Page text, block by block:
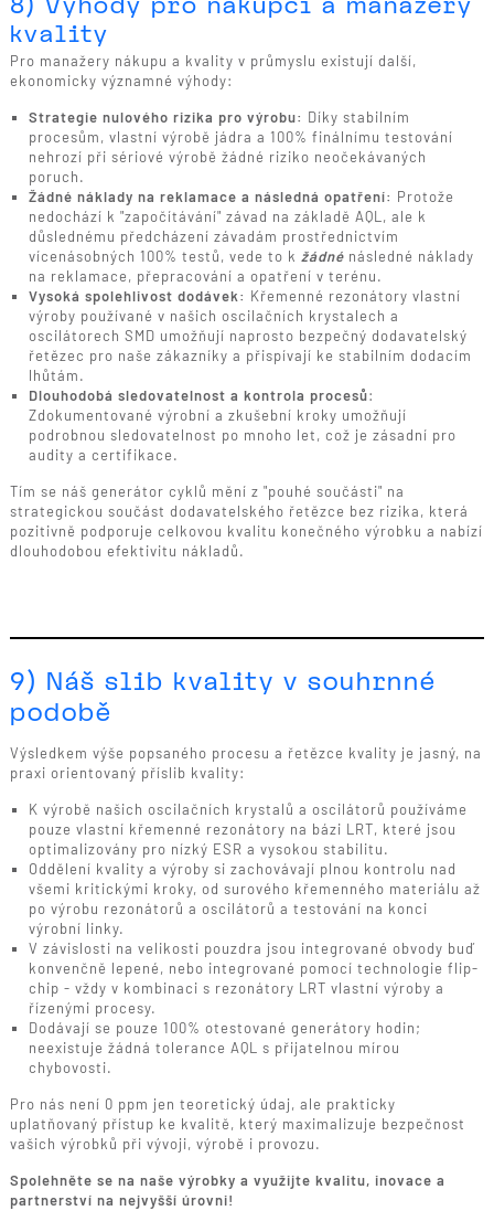
kvality
Pro manažery nákupu a kvality v průmyslu existují další,
ekonomicky významné výhody:
Strategie nulového rizika pro výrobu: Díky stabilním
procesům, vlastní výrobě jádra a 100% finálnímu testování
nehrozí při sériové výrobě žádné riziko neočekávaných
poruch.
Žádné náklady na reklamace a následná opatření: Protože
nedochází k "započítávání" závad na základě AQL, ale k
důslednému předcházení závadám prostřednictvím
vícenásobných 100% testů, vede to k žádnénásledné náklady
na reklamace, přepracování a opatření v terénu.
Vysoká spolehlivost dodávek: Křemenné rezonátory vlastní
výroby používané v našich oscilačních krystalech a
oscilátorech SMD umožňují naprosto bezpečný dodavatelský
řetězec pro naše zákazníky a přispívají ke stabilním dodacím
lhůtám.
Dlouhodobá sledovatelnost a kontrola procesů:
Zdokumentované výrobní a zkušební kroky umožňují
podrobnou sledovatelnost po mnoho let, což je zásadní pro
audity a certifikace.
Tím se náš generátor cyklů mění z "pouhé součásti" na
strategickou součást dodavatelského řetězce bez rizika, která
pozitivně podporuje celkovou kvalitu konečného výrobku a nabízí
dlouhodobou efektivitu nákladů.
9) Náš slib kvality v souhrnné
podobě
Výsledkem výše popsaného procesu a řetězce kvality je jasný, na
praxi orientovaný příslib kvality:
K výrobě našich oscilačních krystalů a oscilátorů používáme
pouze vlastní křemenné rezonátory na bázi LRT, které jsou
optimalizovány pro nízký ESR a vysokou stabilitu.
Oddělení kvality a výroby si zachovávají plnou kontrolu nad
všemi kritickými kroky, od surového křemenného materiálu až
po výrobu rezonátorů a oscilátorů a testování na konci
výrobní linky.
V závislosti na velikosti pouzdra jsou integrované obvody buď
konvenčně lepené, nebo integrované pomocí technologie flip-
chip - vždy v kombinaci s rezonátory LRT vlastní výroby a
řízenými procesy.
Dodávají se pouze 100% otestované generátory hodin;
neexistuje žádná tolerance AQL s přijatelnou mírou
chybovosti.
Pro nás není 0 ppm jen teoretický údaj, ale prakticky
uplatňovaný přístup ke kvalitě, který maximalizuje bezpečnost
vašich výrobků při vývoji, výrobě i provozu.
Spolehněte se na naše výrobky a využijte kvalitu, inovace a
partnerství na nejvyšší úrovni!